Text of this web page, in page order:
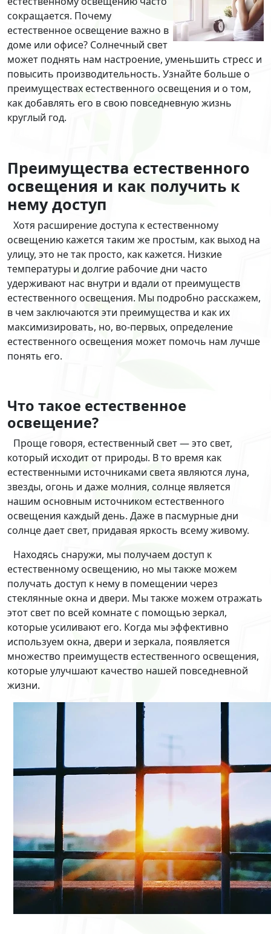
сокращается. Почему
естественное освещение важно в
доме или офисе? Солнечный свет
может поднять нам настроение, уменьшить стресс и
повысить производительность. Узнайте больше о
преимуществах естественного освещения и о том,
как добавлять его в свою повседневную жизнь
круглый год.
Преимущества естественного
освещения и как получить к
нему доступ
Хотя расширение доступа к естественному
освещению кажется таким же простым, как выход на
улицу, это не так просто, как кажется. Низкие
температуры и долгие рабочие дни часто
удерживают нас внутри и вдали от преимуществ
естественного освещения. Мы подробно расскажем,
в чем заключаются эти преимущества и как их
максимизировать, но, во-первых, определение
естественного освещения может помочь нам лучше
понять его.
Что такое естественное
освещение?
Проще говоря, естественный свет — это свет,
который исходит от природы. В то время как
естественными источниками света являются луна,
звезды, огонь и даже молния, солнце является
нашим основным источником естественного
освещения каждый день. Даже в пасмурные дни
солнце дает свет, придавая яркость всему живому.
Находясь снаружи, мы получаем доступ к
естественному освещению, но мы также можем
получать доступ к нему в помещении через
стеклянные окна и двери. Мы также можем отражать
этот свет по всей комнате с помощью зеркал,
которые усиливают его. Когда мы эффективно
используем окна, двери и зеркала, появляется
множество преимуществ естественного освещения,
которые улучшают качество нашей повседневной
жизни.